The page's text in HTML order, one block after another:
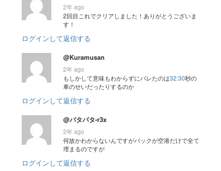
2年 ago
2回目これでクリアしました！ありがとうございま
す！
ログインして返信する
@Kuramusan
2年 ago
もしかして意味もわからずにバレたのは32:30秒の
車のせいだったりするのか
ログインして返信する
@パタパタ-r3x
2年 ago
何故かわからないんですがバックが空港だけで全て
埋まるのですが
ログインして返信する